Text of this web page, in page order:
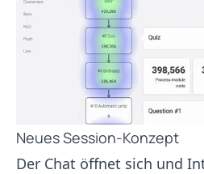
Neues Session-Konzept
Der Chat öffnet sich und